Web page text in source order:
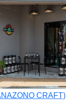
CRAFT)